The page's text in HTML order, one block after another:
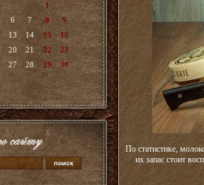
1
2
6 7 8
9
13 14 15
16
20 21 22
23
27 28 29
30
По статистике,
их запас стоит